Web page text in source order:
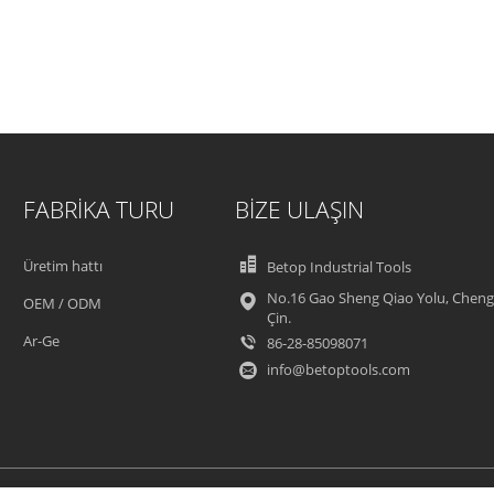
FABRIKA TURU
Üretim hattı
OEM / ODM
Ar-Ge
BIZE ULAŞIN
Betop Industrial Tools
No.16 Gao Sheng Qiao Yolu,
Çin.
86-28-85098071
info@betoptools.com